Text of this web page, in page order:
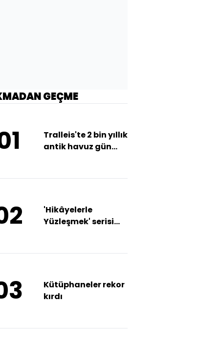
GEÇME
Tralleis'te 2 bin yıllık
antik havuz gün
'Hikâyelerle
Yüzleşmek' serisi
Kütüphaneler rekor
kırdı